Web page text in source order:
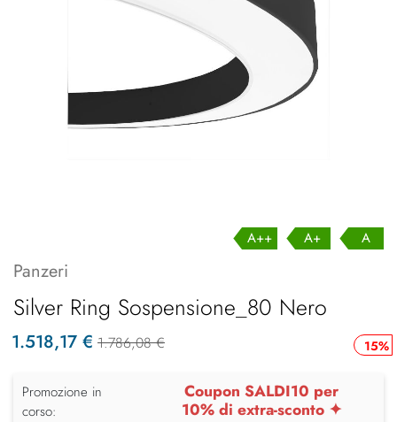
A++ A+ A
Panzeri
Silver Ring Sospensione_80 Nero
15%
1.518,17 € 1.786,08 €
Promozione in
corso:
Coupon SALDI10 per
10% di extra-sconto ✦